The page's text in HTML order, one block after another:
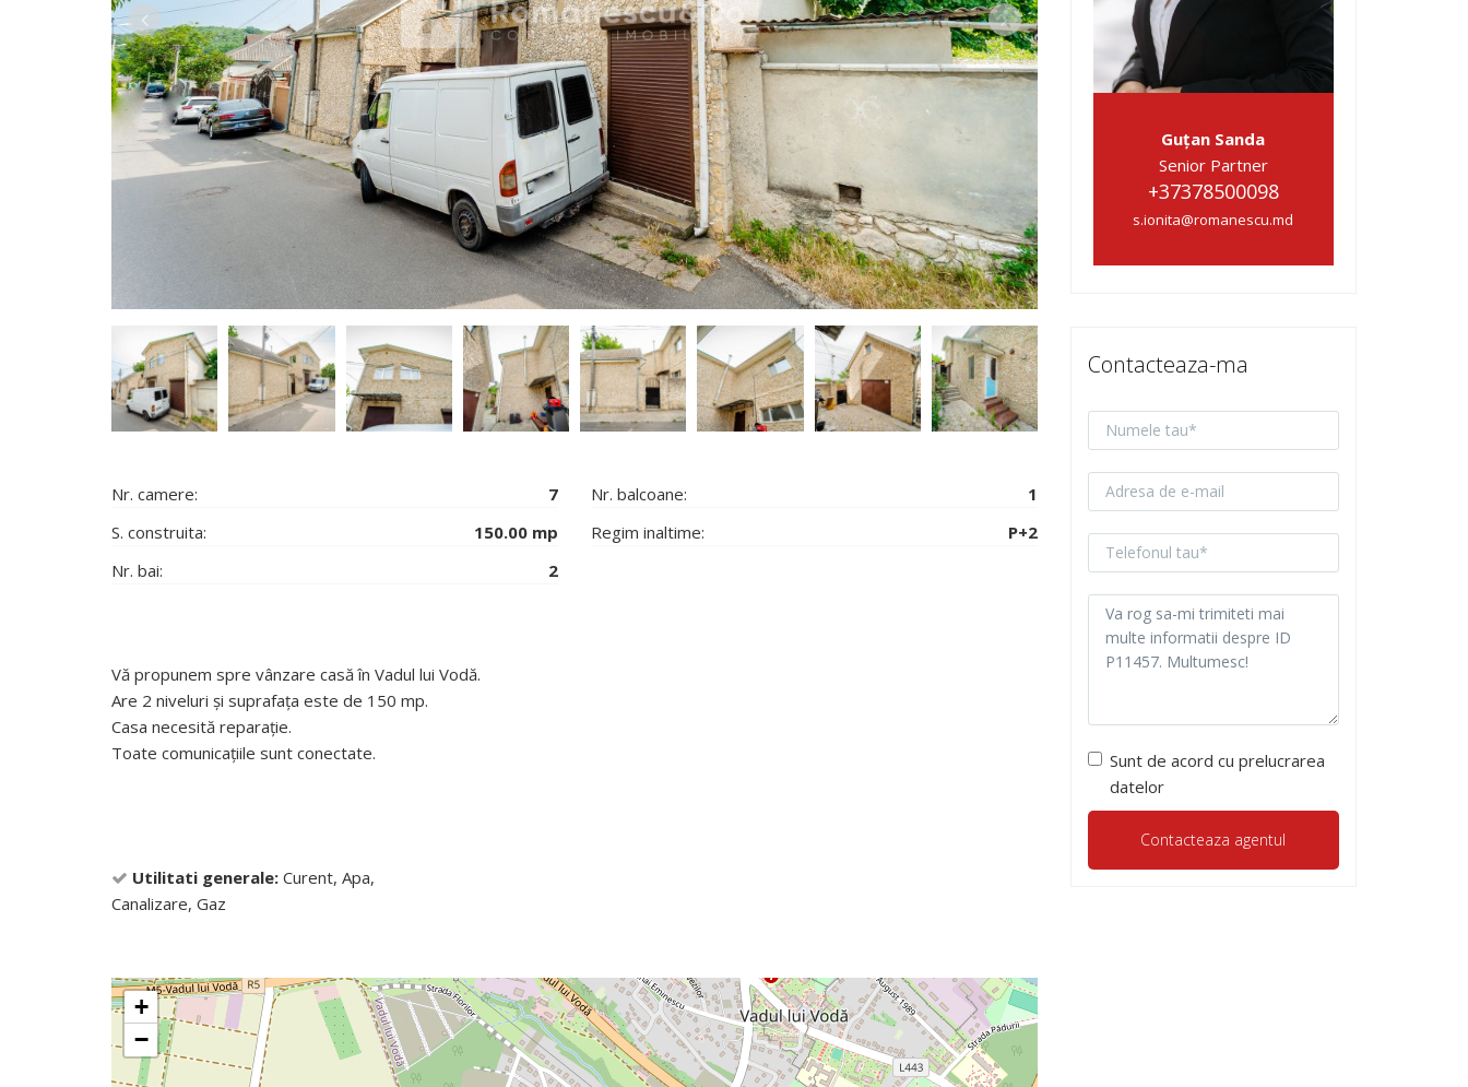
Nr. camere:
7
S. construita:
150.00 mp
Nr. bai:
2
Nr. balcoane:
1
Regim inaltime:
P+2
Vă propunem spre vânzare casă în Vadul lui Vodă.
Are 2 niveluri și suprafața este de 150 mp.
Casa necesită reparație.
Toate comunicațiile sunt conectate.
Utilitati generale: Curent, Apa,
Canalizare, Gaz
+
−
Guțan Sanda
Senior Partner
+37378500098
s.ionita@romanescu.md
Contacteaza-ma
Sunt de acord cu prelucrarea
datelor